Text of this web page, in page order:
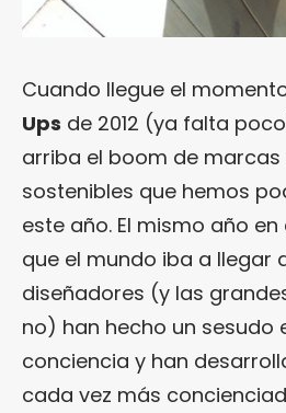
Cuando llegue el
Ups de 2012 (ya falta
arriba el boom de
sostenibles que hemos
este año. El mismo año
que el mundo iba a llegar
diseñadores (y las
no) han hecho un sesudo
conciencia y han
cada vez más